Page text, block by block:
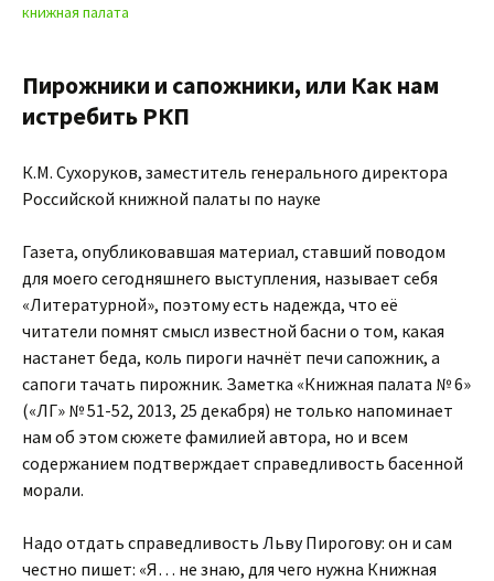
книжная палата
Пирожники и сапожники, или Как нам
истребить РКП
К.М. Сухоруков, заместитель генерального директора
Российской книжной палаты по науке
Газета, опубликовавшая материал, ставший поводом
для моего сегодняшнего выступления, называет себя
«Литературной», поэтому есть надежда, что её
читатели помнят смысл известной басни о том, какая
настанет беда, коль пироги начнёт печи сапожник, а
сапоги тачать пирожник. Заметка «Книжная палата № 6»
(«ЛГ» № 51-52, 2013, 25 декабря) не только напоминает
нам об этом сюжете фамилией автора, но и всем
содержанием подтверждает справедливость басенной
морали.
Надо отдать справедливость Льву Пирогову: он и сам
честно пишет: «Я… не знаю, для чего нужна Книжная